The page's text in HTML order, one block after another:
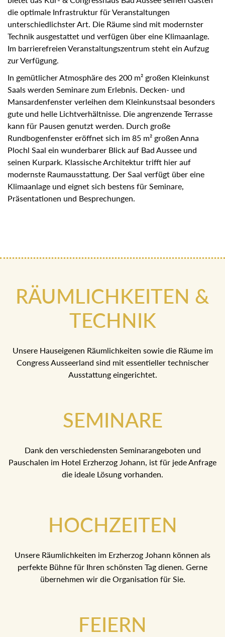
die optimale Infrastruktur für Veranstaltungen
unterschiedlichster Art. Die Räume sind mit modernster
Technik ausgestattet und verfügen über eine Klimaanlage.
Im barrierefreien Veranstaltungszentrum steht ein Aufzug
zur Verfügung.
In gemütlicher Atmosphäre des 200 m² großen Kleinkunst
Saals werden Seminare zum Erlebnis. Decken- und
Mansardenfenster verleihen dem Kleinkunstsaal besonders
gute und helle Lichtverhältnisse. Die angrenzende Terrasse
kann für Pausen genutzt werden. Durch große
Rundbogenfenster eröffnet sich im 85 m² großen Anna
Plochl Saal ein wunderbarer Blick auf Bad Aussee und
seinen Kurpark. Klassische Architektur trifft hier auf
modernste Raumausstattung. Der Saal verfügt über eine
Klimaanlage und eignet sich bestens für Seminare,
Präsentationen und Besprechungen.
RÄUMLICHKEITEN &
TECHNIK
Unsere Hauseigenen Räumlichkeiten sowie die Räume im
Congress Ausseerland sind mit essentieller technischer
Ausstattung eingerichtet.
SEMINARE
Dank den verschiedensten Seminarangeboten und
Pauschalen im Hotel Erzherzog Johann, ist für jede Anfrage
die ideale Lösung vorhanden.
HOCHZEITEN
Unsere Räumlichkeiten im Erzherzog Johann können als
perfekte Bühne für Ihren schönsten Tag dienen. Gerne
übernehmen wir die Organisation für Sie.
FEIERN